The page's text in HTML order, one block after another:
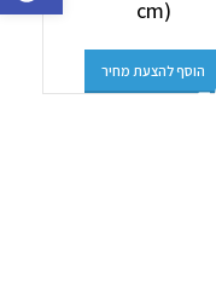
cm)
הוסף להצעת מחיר